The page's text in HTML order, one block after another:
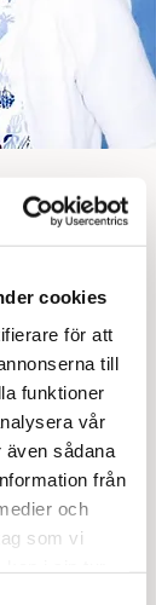
cookies
för att
till
funktioner
vår
även sådana
från
och
som vi
i
Martina
Vi bor på en
lär oss skriva
avrundas
god italiensk
och du är först
kursen då allt